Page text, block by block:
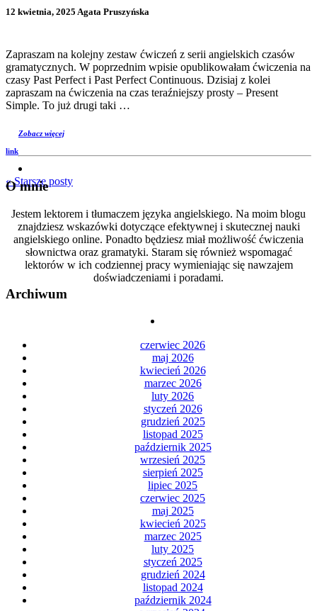
12 kwietnia, 2025 Agata Pruszyńska
Zapraszam na kolejny zestaw ćwiczeń z serii angielskich czasów
gramatycznych. W poprzednim wpisie opublikowałam ćwiczenia na
czasy Past Perfect i Past Perfect Continuous. Dzisiaj z kolei
zapraszam na ćwiczenia na czas teraźniejszy prosty – Present
Simple. To już drugi taki …
link
Zobacz więcej
« Starsze posty
O mnie
Jestem lektorem i tłumaczem języka angielskiego. Na moim blogu
znajdziesz wskazówki dotyczące efektywnej i skutecznej nauki
angielskiego online. Ponadto będziesz miał możliwość ćwiczenia
słownictwa oraz gramatyki. Staram się również wspomagać
lektorów w ich codziennej pracy wymieniając się nawzajem
doświadczeniami i poradami.
Archiwum
czerwiec 2026
maj 2026
kwiecień 2026
marzec 2026
luty 2026
styczeń 2026
grudzień 2025
listopad 2025
październik 2025
wrzesień 2025
sierpień 2025
lipiec 2025
czerwiec 2025
maj 2025
kwiecień 2025
marzec 2025
luty 2025
styczeń 2025
grudzień 2024
listopad 2024
październik 2024